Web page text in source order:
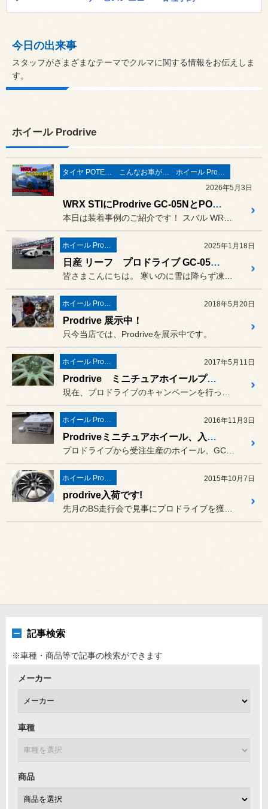
今日の出来事
スタッフがさまざまなテーマでクルマに関する情報をお伝えしま
す。
ホイール Prodrive
タイヤ POTENZA こんなお車がご来店
ホイール Prodrive
2026年5月3日
WRX STIにProdrive GC-05NとPOTENZA Adrenalin RE005を装着！
ホイール Prodrive 2025年1月18日
日産 リーフ プロドライブ GC-05R ＆ anyanyホイールガラスコーティング
ホイール Prodrive 2018年5月20日
Prodrive 展示中！
只今当店では、Prodriveを展示中です。
ホイール Prodrive 2017年5月11日
Prodrive ミニチュアホイールプレゼント!!
ホイール Prodrive 2016年11月3日
Prodriveミニチュアホイール、入荷しました!
ホイール Prodrive 2015年10月7日
prodrive入荷です!
記事検索
※車種・商品等で記事の検索ができます
メーカー
車種
商品